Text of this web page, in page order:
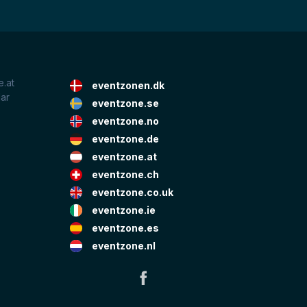
eventzonen.dk
eventzone.se
eventzone.no
eventzone.de
eventzone.at
eventzone.ch
eventzone.co.uk
eventzone.ie
eventzone.es
eventzone.nl